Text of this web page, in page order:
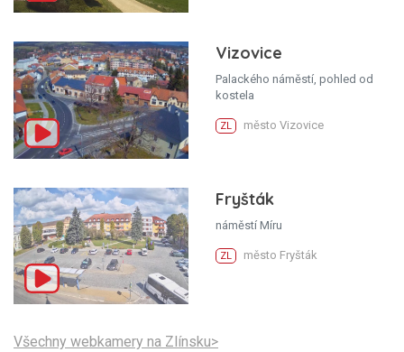
Vizovice
Palackého náměstí, pohled od
kostela
ZL město Vizovice
Fryšták
náměstí Míru
ZL město Fryšták
Všechny webkamery na Zlínsku>